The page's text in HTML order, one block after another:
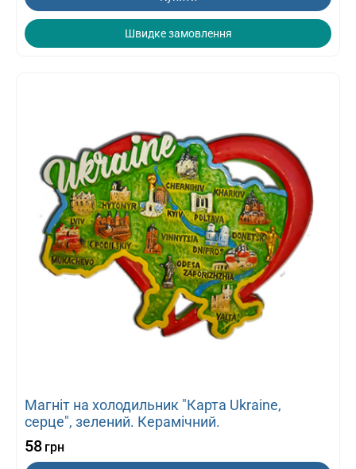
Швидке замовлення
Магніт на холодильник "Карта Ukraine,
серце", зелений. Керамічний.
58 грн